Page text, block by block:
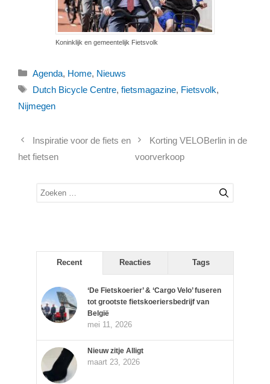
Koninklijk en gemeentelijk Fietsvolk
Categorieën
Agenda, Home, Nieuws
Tags
Dutch Bicycle Centre, fietsmagazine, Fietsvolk,
Nijmegen
Inspiratie voor de fiets en
het fietsen
Korting VELOBerlin in de
voorverkoop
Zoek
Recent Reacties Tags
‘De Fietskoerier’ & ‘Cargo Velo’ fuseren
tot grootste fietskoeriersbedrijf van
België
mei 11, 2026
Nieuw zitje Alligt
maart 23, 2026